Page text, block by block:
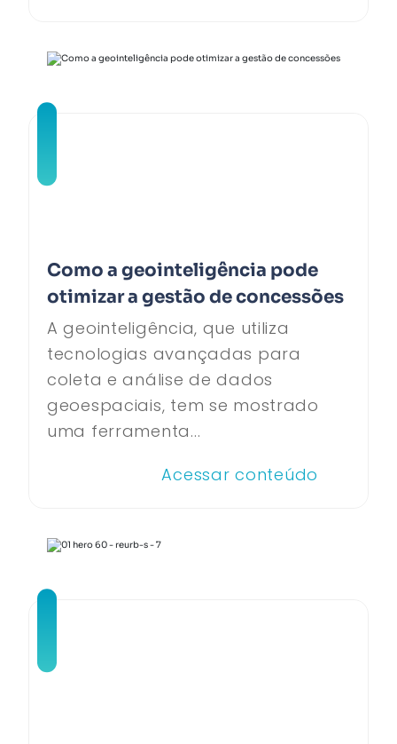
Como a geointeligência pode
otimizar a gestão de concessões
A geointeligência, que utiliza
tecnologias avançadas para
coleta e análise de dados
geoespaciais, tem se mostrado
uma ferramenta...
Acessar conteúdo